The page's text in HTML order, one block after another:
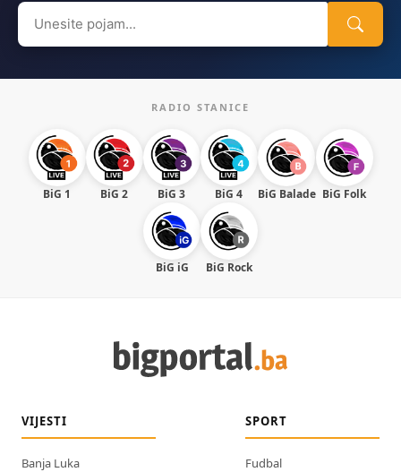
Search
for:
RADIO STANICE
BiG 1 BiG 2 BiG 3 BiG 4 BiG Balade BiG Folk
BiG iG BiG Rock
VIJESTI
Banja Luka
SPORT
Fudbal